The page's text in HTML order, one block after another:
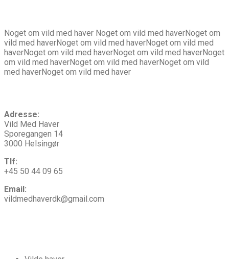
Noget om vild med haver Noget om vild med haverNoget om
vild med haverNoget om vild med haverNoget om vild med
haverNoget om vild med haverNoget om vild med haverNoget
om vild med haverNoget om vild med haverNoget om vild
med haverNoget om vild med haver
Adresse:
Vild Med Haver
Sporegangen 14
3000 Helsingør
Tlf:
+45 50 44 09 65
Email:
vildmedhaverdk@gmail.com